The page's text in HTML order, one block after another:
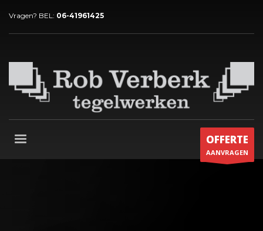
Vragen? BEL: 06-41961425
OFFERTE
AANVRAGEN